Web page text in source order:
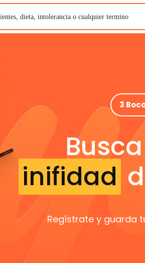
3
inifidad
Regístrate y guarda